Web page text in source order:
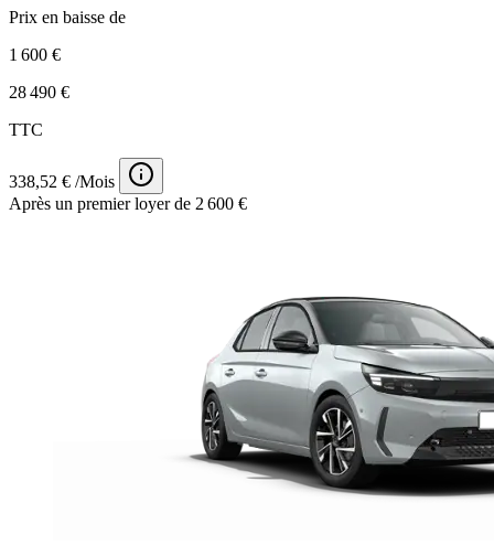
Prix en baisse de
1 600 €
28 490 €
TTC
338,52 € /Mois
Après un premier loyer de 2 600 €